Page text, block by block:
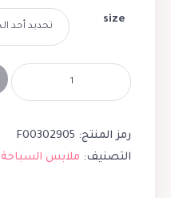
size
رمز المنتج: F00302905
التصنيف: ملابس السباحة